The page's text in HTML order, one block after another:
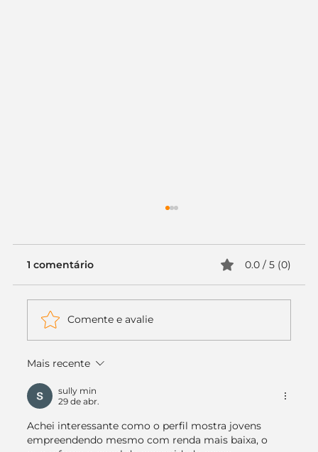
Empreendedorismo no Brasil é uma
nosso país oferece a quem quer...
1 comentário 0.0 / 5 (0)
Comente e avalie
Mais recente
sully min
29 de abr.
Achei interessante como o perfil mostra jovens
empreendendo mesmo com renda mais baixa, o